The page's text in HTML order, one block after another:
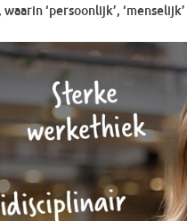
‘persoonlijk’,